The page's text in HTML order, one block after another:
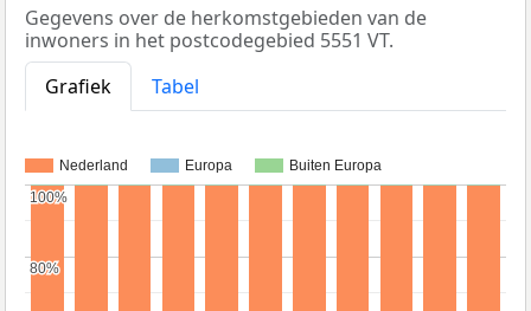
Gegevens over de herkomstgebieden van de
inwoners in het postcodegebied 5551 VT.
Grafiek
Tabel
Nederland Europa Buiten Europa
80%
80%
100%
100%